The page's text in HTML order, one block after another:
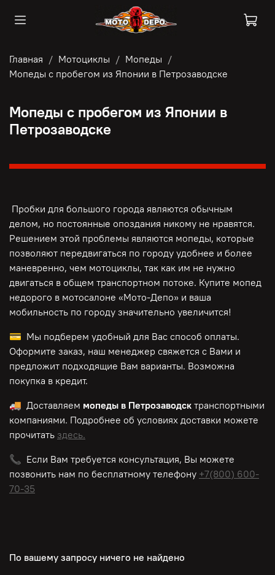
Главная Мотоциклы
Мопеды
Мопеды с пробегом из Японии в Петрозаводске
Мопеды с пробегом из Японии в
Петрозаводске
Пробки для большого города являются обычным
делом, но постоянные опоздания никому не нравятся.
Решением этой проблемы являются мопеды, которые
позволяют передвигаться по городу удобнее и более
маневренно, чем мотоциклы, так как им не нужно
двигаться в общем транспортном потоке. Купите мопед
недорого в мотосалоне «Мото-Депо» и ваша
мобильность по городу значительно увеличится!
💳 Мы подберем удобный для Вас способ оплаты.
Оформите заказ, наш менеджер свяжется с Вами и
предложит подходящие Вам варианты. Возможна
покупка в кредит.
🚚 Доставляем мопеды в Петрозаводск транспортными
компаниями. Подробнее об условиях доставки можете
прочитать здесь.
📞 Если Вам требуется консультация, Вы можете
позвонить нам по бесплатному телефону +7(800) 600-
70-35
По вашему запросу ничего не найдено